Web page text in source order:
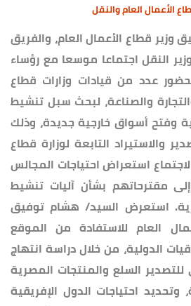
الأعمال العام والنقل
قطاع الأعمال العام، والفريق
النقل اجتماعا موسعا مع رؤساء
عدد من قيادات وزارات قطاع
والصناعة، لبحث سبل تنشيط
وفتح أسواق خارجية جديدة، وذلك
والاستيراد التابعة لوزارة قطاع
استعراض احتياجات المجالس
مقترحاتهم بشأن آليات تنشيط
استعرض السيد/ هشام توفيق
العام للاستفادة من الموقع
الدولية، من خلال دراسة انتهاج
السلع والمنتجات المصرية
وتحديد احتياجات الدول الإفريقية